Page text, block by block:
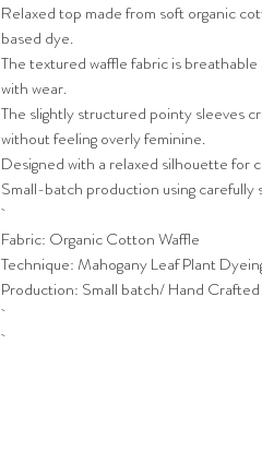
Relaxed top made from soft organic
based dye.
The textured waffle fabric is
with wear.
The slightly structured pointy sleeves
without feeling overly feminine.
Designed with a relaxed silhouette for
Small-batch production using carefully
Fabric: Organic Cotton Waffle
Technique: Mahogany Leaf Plant
Production: Small batch/ Hand Crafted